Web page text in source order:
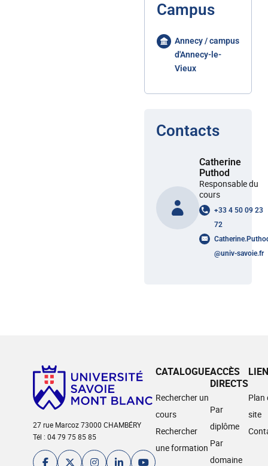
Campus
Annecy / campus
d'Annecy-le-
Vieux
Contacts
Catherine
Puthod
Responsable du
cours
+33 4 50 09 23
72
@univ-savoie.fr
27 rue Marcoz 73000 CHAMBÉRY
Tél : 04 79 75 85 85
CATALOGUE
Rechercher un
cours
Rechercher
une formation
ACCÈS
DIRECTS
Par
diplôme
Par
domaine
Plan
site